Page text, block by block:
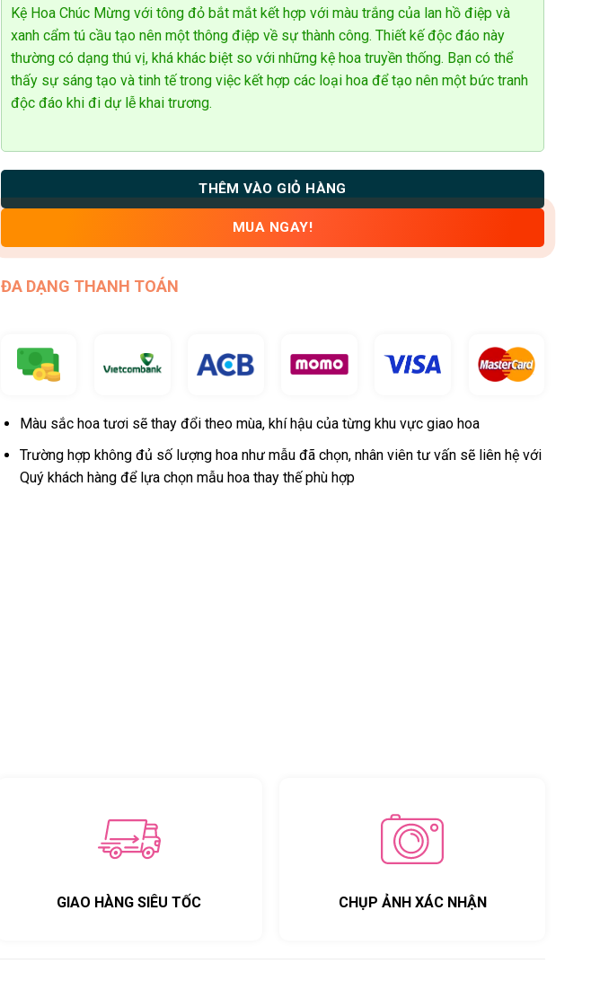
Kệ Hoa Chúc Mừng với tông đỏ bắt mắt kết hợp với màu trắng của lan hồ điệp và
xanh cẩm tú cầu tạo nên một thông điệp về sự thành công. Thiết kế độc đáo này
thường có dạng thú vị, khá khác biệt so với những kệ hoa truyền thống. Bạn có thể
thấy sự sáng tạo và tinh tế trong việc kết hợp các loại hoa để tạo nên một bức tranh
độc đáo khi đi dự lễ khai trương.
THÊM VÀO GIỎ HÀNG
MUA NGAY!
ĐA DẠNG THANH TOÁN
Màu sắc hoa tươi sẽ thay đổi theo mùa, khí hậu của từng khu vực giao hoa
Trường hợp không đủ số lượng hoa như mẫu đã chọn, nhân viên tư vấn sẽ liên hệ với
Quý khách hàng để lựa chọn mẫu hoa thay thế phù hợp
GIAO HÀNG SIÊU TỐC CHỤP ẢNH XÁC NHẬN